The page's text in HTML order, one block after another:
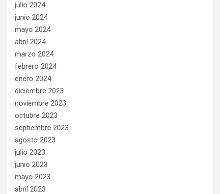
julio 2024
junio 2024
mayo 2024
abril 2024
marzo 2024
febrero 2024
enero 2024
diciembre 2023
noviembre 2023
octubre 2023
septiembre 2023
agosto 2023
julio 2023
junio 2023
mayo 2023
abril 2023